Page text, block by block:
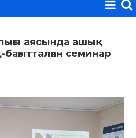
аясында ашық
семинар